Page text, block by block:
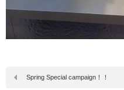
Spring Special campaign！！